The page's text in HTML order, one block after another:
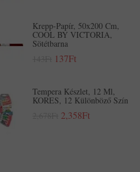
Krepp-Papír, 50x200 Cm,
COOL BY VICTORIA,
Sötétbarna
137Ft
Tempera Készlet, 12 Ml,
KORES, 12 Különböző Szín
2,358Ft